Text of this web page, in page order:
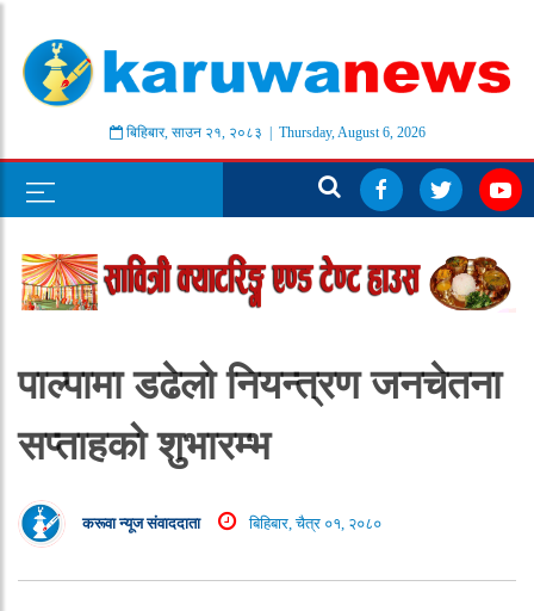
बिहिबार, साउन २१, २०८३ | Thursday, August 6, 2026
पाल्पामा डढेलो नियन्त्रण जनचेतना
सप्ताहको शुभारम्भ
करूवा न्यूज संवाददाता बिहिबार, चैत्र ०१, २०८०